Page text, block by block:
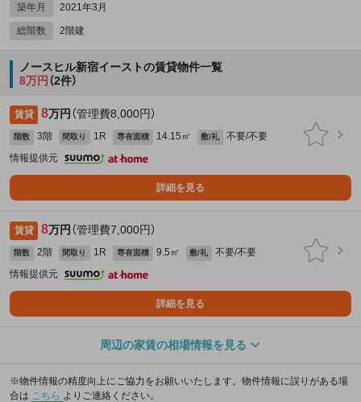
築年月
2021年3月
総階数 2階建
ノースヒル新宿イーストの賃貸物件一覧
8万円 （2件）
賃貸 8万円 （管理費8,000円）
階数 3階 間取り 1R 専有面積 14.15㎡ 敷/礼
不要/不要
情報提供元
詳細を見る
賃貸 8万円 （管理費7,000円）
階数 2階 間取り 1R 専有面積 9.5㎡ 敷/礼
不要/不要
情報提供元
詳細を見る
周辺の家賃の相場情報を見る
※物件情報の精度向上にご協力をお願いいたします。物件情報に誤りがある場
合は こちら よりご連絡ください。